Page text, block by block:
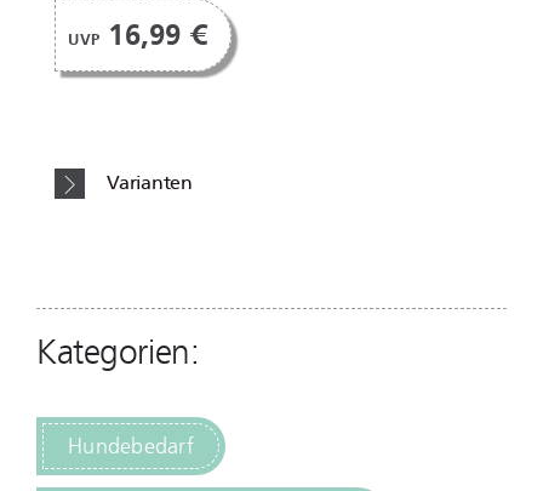
UVP 16,99 €
Varianten
Kategorien:
Hundebedarf